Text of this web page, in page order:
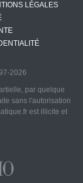
LÉGALES
2026
par quelque
sans l'autorisation
est illicite et